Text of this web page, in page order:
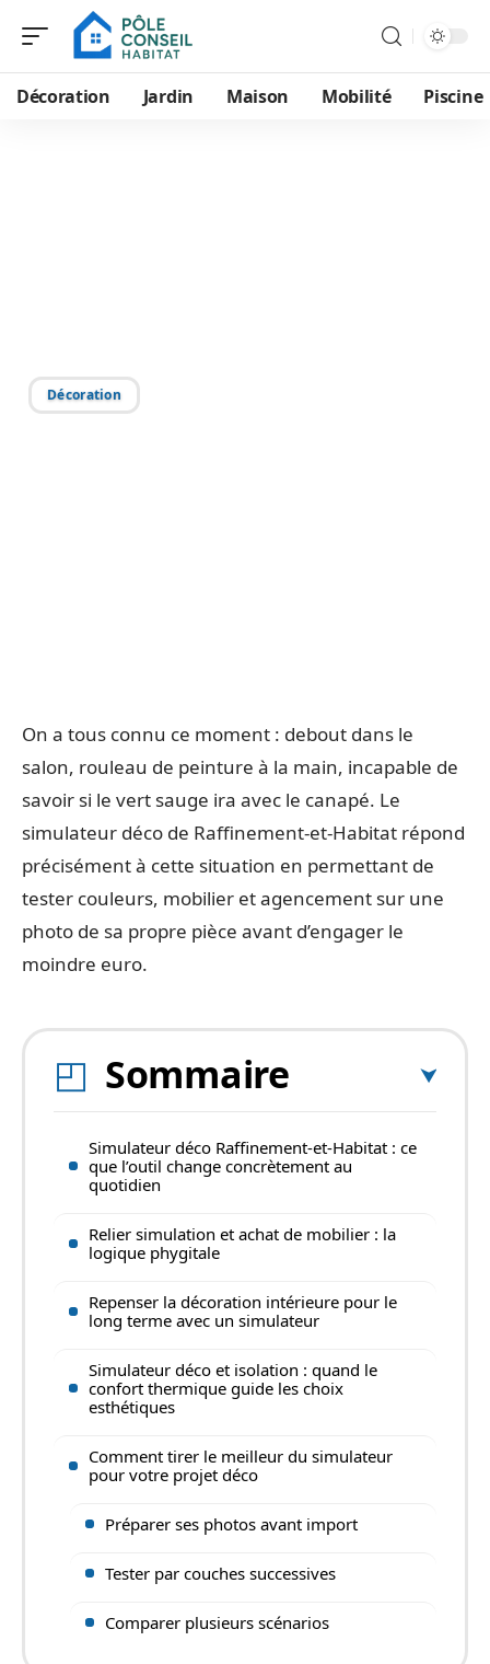
Décoration Jardin Maison Mobilité Piscine
Décoration
On a tous connu ce moment : debout dans le
salon, rouleau de peinture à la main, incapable de
savoir si le vert sauge ira avec le canapé. Le
simulateur déco de Raffinement-et-Habitat répond
précisément à cette situation en permettant de
tester couleurs, mobilier et agencement sur une
photo de sa propre pièce avant d’engager le
moindre euro.
Sommaire
Simulateur déco Raffinement-et-Habitat : ce
que l’outil change concrètement au
quotidien
Relier simulation et achat de mobilier : la
logique phygitale
Repenser la décoration intérieure pour le
long terme avec un simulateur
Simulateur déco et isolation : quand le
confort thermique guide les choix
esthétiques
Comment tirer le meilleur du simulateur
pour votre projet déco
Préparer ses photos avant import
Tester par couches successives
Comparer plusieurs scénarios